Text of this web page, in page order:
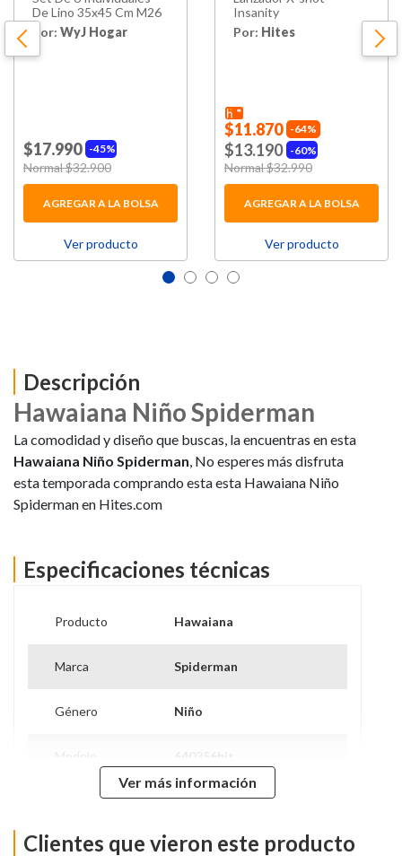
De Lino 35x45 Cm M26
Por: WyJ Hogar
45%
$17.990
Price reduced from
Normal $32.900
AGREGAR A LA BOLSA
Ver producto
Insanity
Por: Hites
64%
$11.870
60%
$13.190
Price reduced from
Normal $32.990
AGREGAR A LA BOLSA
Ver producto
Descripción
Hawaiana Niño Spiderman
La comodidad y diseño que buscas, la encuentras en esta
Hawaiana Niño Spiderman, No esperes más disfruta
esta temporada comprando esta esta Hawaiana Niño
Spiderman en Hites.com
Especificaciones técnicas
Producto Hawaiana
Marca Spiderman
Género Niño
Tipo de Taco Plano
Forro Sintetico
Ver más información
Clientes que vieron este producto